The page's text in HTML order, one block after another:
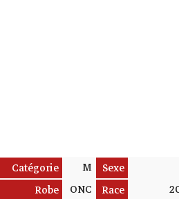
Sexe
M
Race
ONC
Catégorie
Robe